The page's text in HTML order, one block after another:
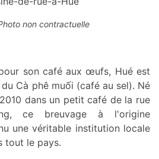
non contractuelle
son café aux œufs, Hué est
Cà phê muối (café au sel). Né
dans un petit café de la rue
ce breuvage à l'origine
une véritable institution locale
tout le pays.